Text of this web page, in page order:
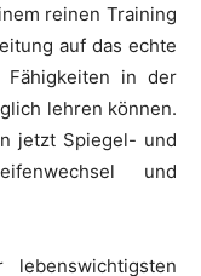
reinen Training
auf das echte
in der
lehren können.
jetzt Spiegel- und
und